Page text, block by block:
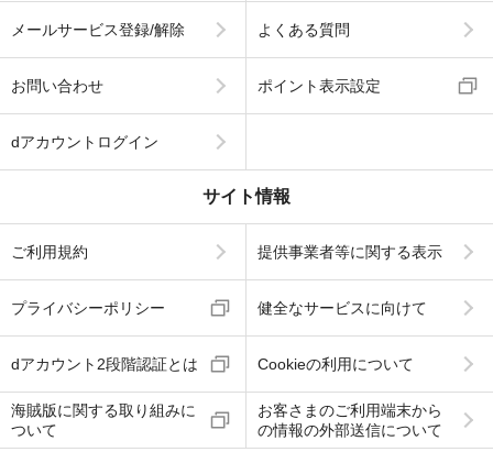
メールサービス登録/解除 よくある質問
お問い合わせ ポイント表示設定
dアカウントログイン
サイト情報
ご利用規約 提供事業者等に関する表示
プライバシーポリシー 健全なサービスに向けて
dアカウント2段階認証とは Cookieの利用について
海賊版に関する取り組みに
ついて
お客さまのご利用端末から
の情報の外部送信について